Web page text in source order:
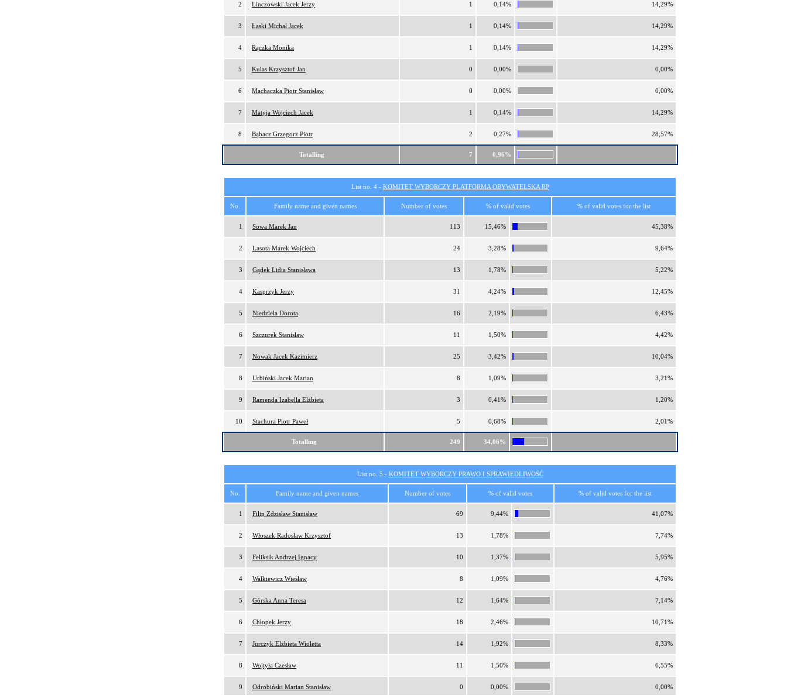
2 Linczowski Jacek Jerzy 1 0,14% 14,29%
3 Łaski Michał Jacek 1 0,14% 14,29%
4 Rączka Monika 1 0,14% 14,29%
5 Kulas Krzysztof Jan 0 0,00% 0,00%
6 Machaczka Piotr Stanisław 0 0,00% 0,00%
7 Matyja Wojciech Jacek 1 0,14% 14,29%
8 Bąbacz Grzegorz Piotr 2 0,27% 28,57%
Totalling 7 0,96%
List no. 4 - KOMITET WYBORCZY PLATFORMA OBYWATELSKA RP
No. Family name and given names Number of votes % of valid votes % of valid votes for the list
1 Sowa Marek Jan 113 15,46% 45,38%
2 Lasota Marek Wojciech 24 3,28% 9,64%
3 Gądek Lidia Stanisława 13 1,78% 5,22%
4 Kasprzyk Jerzy 31 4,24% 12,45%
5 Niedziela Dorota 16 2,19% 6,43%
6 Szczurek Stanisław 11 1,50% 4,42%
7 Nowak Jacek Kazimierz 25 3,42% 10,04%
8 Urbiński Jacek Marian 8 1,09% 3,21%
9 Ramenda Izabella Elżbieta 3 0,41% 1,20%
10 Stachura Piotr Paweł 5 0,68% 2,01%
Totalling 249 34,06%
List no. 5 - KOMITET WYBORCZY PRAWO I SPRAWIEDLIWOŚĆ
No. Family name and given names Number of votes % of valid votes % of valid votes for the list
1 Filip Zdzisław Stanisław 69 9,44% 41,07%
2 Włoszek Radosław Krzysztof 13 1,78% 7,74%
3 Feliksik Andrzej Ignacy 10 1,37% 5,95%
4 Walkiewicz Wiesław 8 1,09% 4,76%
5 Górska Anna Teresa 12 1,64% 7,14%
6 Chłopek Jerzy 18 2,46% 10,71%
7 Jurczyk Elżbieta Wioletta 14 1,92% 8,33%
8 Wojtyła Czesław 11 1,50% 6,55%
9 Odrobiński Marian Stanisław 0 0,00% 0,00%